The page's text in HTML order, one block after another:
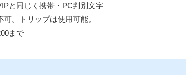
と同じく携帯・PC判別文字
可。トリップは使用可能。
まで